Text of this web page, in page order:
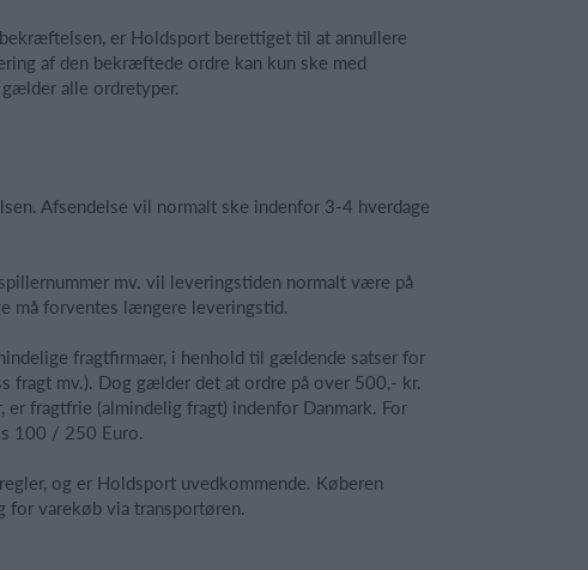
er Holdsport berettiget til at annullere
af den bekræftede ordre kan kun ske med
alle ordretyper.
Afsendelse vil normalt ske indenfor 3-4 hverdage
mv. vil leveringstiden normalt være på
må forventes længere leveringstid.
fragtfirmaer, i henhold til gældende satser for
fragt mv.). Dog gælder det at ordre på over 500,- kr.
fragtfrie (almindelig fragt) indenfor Danmark. For
100 / 250 Euro.
og er Holdsport uvedkommende. Køberen
for varekøb via transportøren.